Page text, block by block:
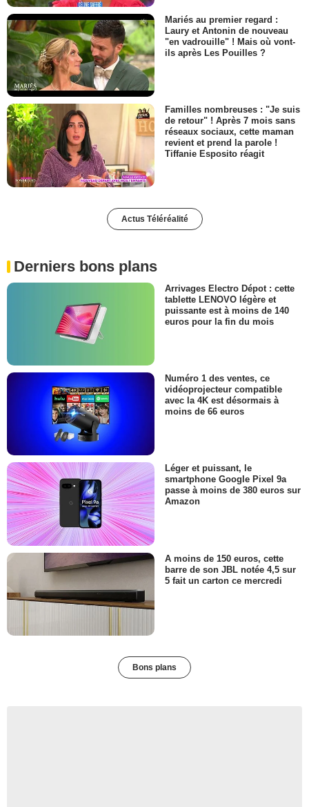
Mariés au premier regard :
Laury et Antonin de nouveau
"en vadrouille" ! Mais où vont-
ils après Les Pouilles ?
Familles nombreuses : "Je suis
de retour" ! Après 7 mois sans
réseaux sociaux, cette maman
revient et prend la parole !
Tiffanie Esposito réagit
Actus Téléréalité
Derniers bons plans
Arrivages Electro Dépot : cette
tablette LENOVO légère et
puissante est à moins de 140
euros pour la fin du mois
Numéro 1 des ventes, ce
vidéoprojecteur compatible
avec la 4K est désormais à
moins de 66 euros
Léger et puissant, le
smartphone Google Pixel 9a
passe à moins de 380 euros sur
Amazon
A moins de 150 euros, cette
barre de son JBL notée 4,5 sur
5 fait un carton ce mercredi
Bons plans